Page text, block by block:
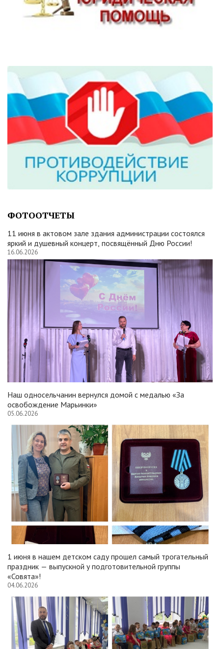
ФОТООТЧЕТЫ
11 июня в актовом зале здания администрации состоялся
яркий и душевный концерт, посвящённый Дню России!
16.06.2026
Наш односельчанин вернулся домой с медалью «За
освобождение Марьинки»
05.06.2026
1 июня в нашем детском саду прошел самый трогательный
праздник — выпускной у подготовительной группы
«Совята»!
04.06.2026